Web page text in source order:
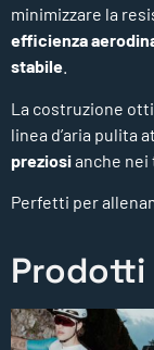
minimizzare la
efficienza
stabile
La costruzione
linea d’aria pulita
preziosianche nei
Perfetti per